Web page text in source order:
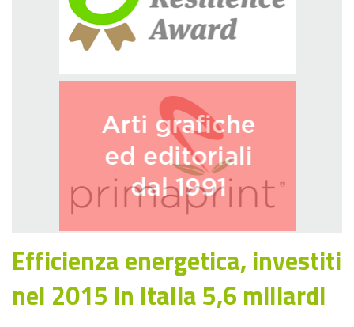
Efficienza energetica, investiti
nel 2015 in Italia 5,6 miliardi